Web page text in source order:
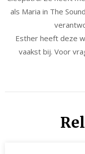
als Maria in The
Esther heeft deze
vaakst bij. Voor